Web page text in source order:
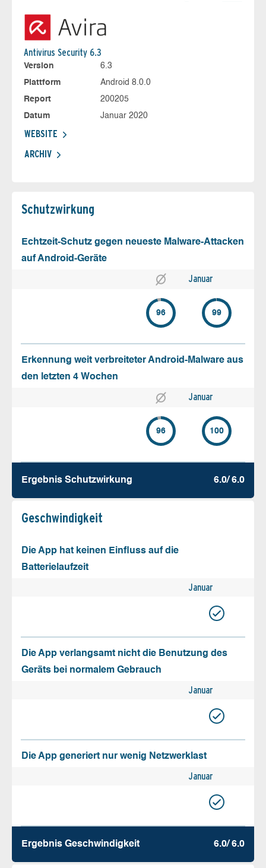
Antivirus Security 6.3
Version
6.3
Plattform
Android 8.0.0
Report
200205
Datum
Januar 2020
WEBSITE
ARCHIV
Schutz­wirkung
Echtzeit-Schutz gegen neueste Malware-Attacken
auf Android-Geräte
Januar
96 99
Erkennung weit verbreiteter Android-Malware aus
den letzten 4 Wochen
Januar
96 100
Ergebnis Schutz­wirkung 6.0/ 6.0
Geschw­indigkeit
Die App hat keinen Einfluss auf die
Batterielaufzeit
Januar
Die App verlangsamt nicht die Benutzung des
Geräts bei normalem Gebrauch
Januar
Die App generiert nur wenig Netzwerklast
Januar
Ergebnis Geschw­indigkeit 6.0/ 6.0